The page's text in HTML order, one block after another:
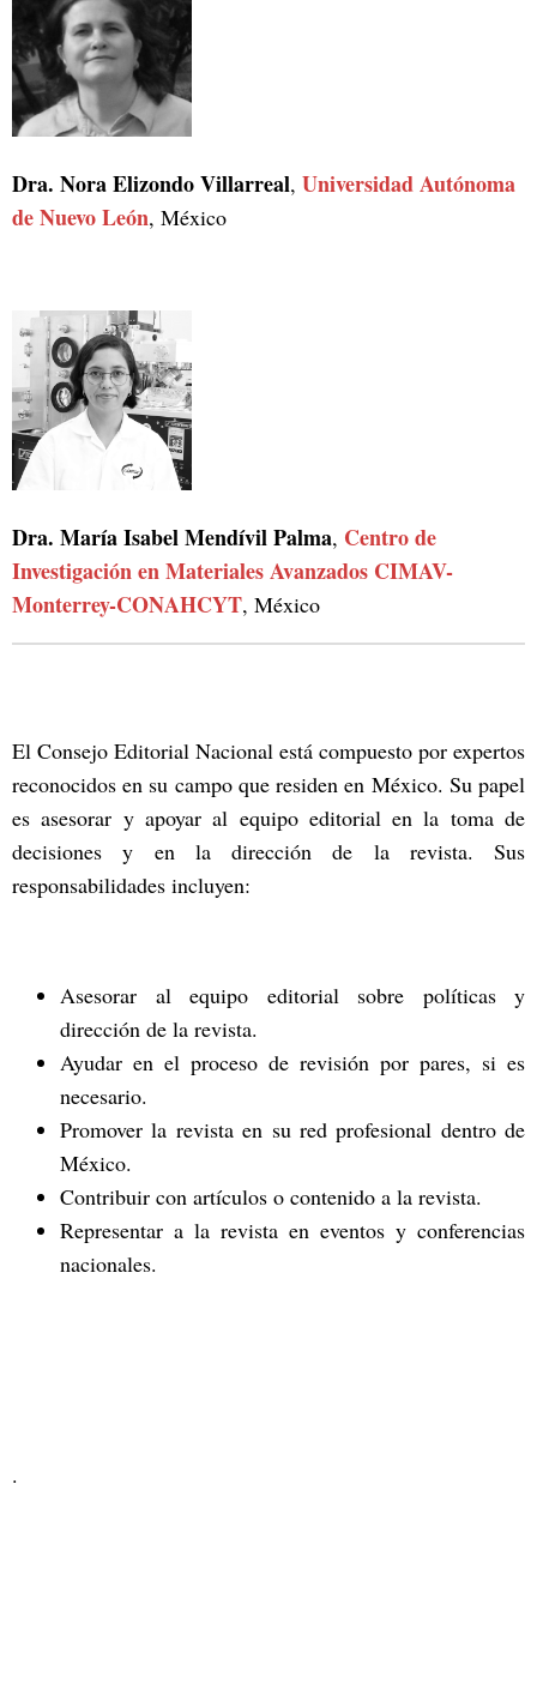
Dra. Nora Elizondo Villarreal, Universidad Autónoma
de Nuevo León, México
Dra. María Isabel Mendívil Palma, Centro de
Investigación en Materiales Avanzados CIMAV-
Monterrey-CONAHCYT, México
El Consejo Editorial Nacional está compuesto por expertos
reconocidos en su campo que residen en México. Su papel
es asesorar y apoyar al equipo editorial en la toma de
decisiones y en la dirección de la revista. Sus
responsabilidades incluyen:
Asesorar al equipo editorial sobre políticas y
dirección de la revista.
Ayudar en el proceso de revisión por pares, si es
necesario.
Promover la revista en su red profesional dentro de
México.
Contribuir con artículos o contenido a la revista.
Representar a la revista en eventos y conferencias
nacionales.
.